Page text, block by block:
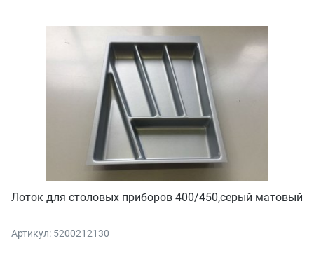
Лоток для столовых приборов 400/450,серый матовый
Артикул: 5200212130